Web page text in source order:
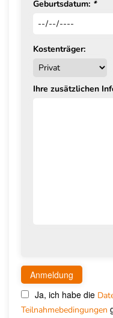
Geburtsdatum: *
Kostenträger:
Ihre zusätzlichen
Ja, ich habe die
Teilnahmebedingungen